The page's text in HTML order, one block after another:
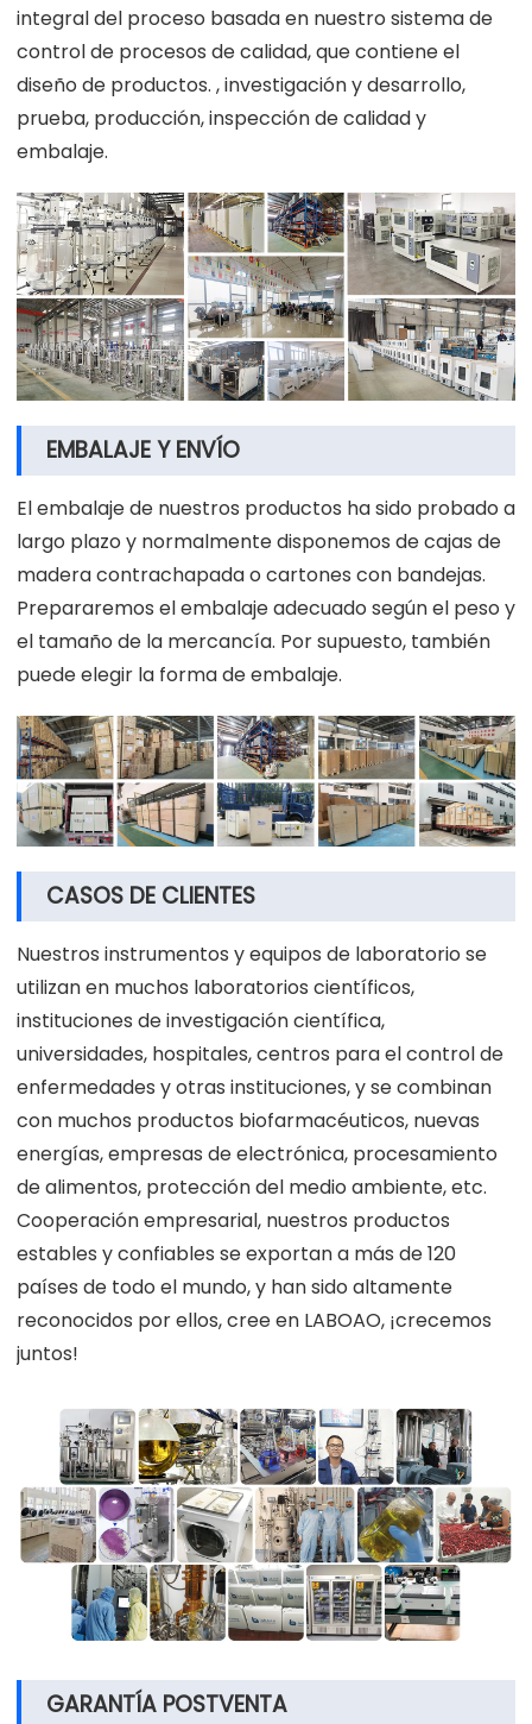
integral del proceso basada en nuestro sistema de
control de procesos de calidad, que contiene el
diseño de productos. , investigación y desarrollo,
prueba, producción, inspección de calidad y
embalaje.
EMBALAJE Y ENVÍO
El embalaje de nuestros productos ha sido probado a
largo plazo y normalmente disponemos de cajas de
madera contrachapada o cartones con bandejas.
Prepararemos el embalaje adecuado según el peso y
el tamaño de la mercancía. Por supuesto, también
puede elegir la forma de embalaje.
CASOS DE CLIENTES
Nuestros instrumentos y equipos de laboratorio se
utilizan en muchos laboratorios científicos,
instituciones de investigación científica,
universidades, hospitales, centros para el control de
enfermedades y otras instituciones, y se combinan
con muchos productos biofarmacéuticos, nuevas
energías, empresas de electrónica, procesamiento
de alimentos, protección del medio ambiente, etc.
Cooperación empresarial, nuestros productos
estables y confiables se exportan a más de 120
países de todo el mundo, y han sido altamente
reconocidos por ellos, cree en LABOAO, ¡crecemos
juntos!
GARANTÍA POSTVENTA